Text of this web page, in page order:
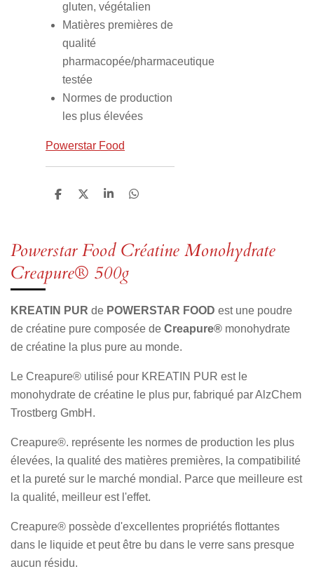
gluten, végétalien
Matières premières de
qualité
pharmacopée/pharmaceutique
testée
Normes de production
les plus élevées
Powerstar Food
P
g
r
P
a
g
e
r
P
g
e
r
P
a
g
Powerstar Food Créatine Monohydrate
Creapure® 500g
KREATIN PUR de POWERSTAR FOOD est une poudre
de créatine pure composée de Creapure® monohydrate
de créatine la plus pure au monde.
Le Creapure® utilisé pour KREATIN PUR est le
monohydrate de créatine le plus pur, fabriqué par AlzChem
Trostberg GmbH.
Creapure®. représente les normes de production les plus
élevées, la qualité des matières premières, la compatibilité
et la pureté sur le marché mondial. Parce que meilleure est
la qualité, meilleur est l'effet.
Creapure® possède d'excellentes propriétés flottantes
dans le liquide et peut être bu dans le verre sans presque
aucun résidu.